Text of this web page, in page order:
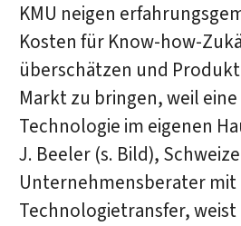
KMU neigen
Kosten für Know-how-
überschätzen und
Markt zu bringen, weil
Technologie im eigenen
J. Beeler (s. Bild),
Unternehmensberater
Technologietransfer, weist